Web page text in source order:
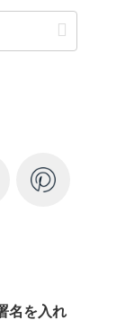
名を入れ